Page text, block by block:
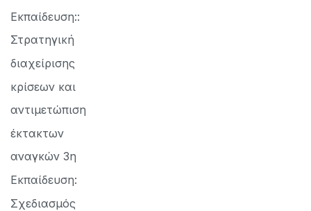
Εκπαίδευση::
Στρατηγική
διαχείρισης
κρίσεων και
αντιμετώπιση
έκτακτων
αναγκών 3η
Εκπαίδευση:
Σχεδιασμός